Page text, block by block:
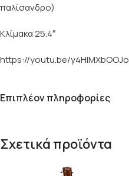
παλίσανδρο)
Κλίμακα 25.4″
https://youtu.be/y4HlMXbOOJo
Επιπλέον πληροφορίες
Σχετικά προϊόντα